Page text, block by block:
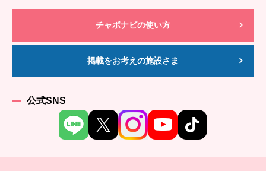
チャボナビの使い方
掲載をお考えの施設さま
公式SNS